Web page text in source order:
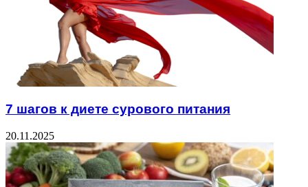
7 шагов к диете сурового питания
20.11.2025